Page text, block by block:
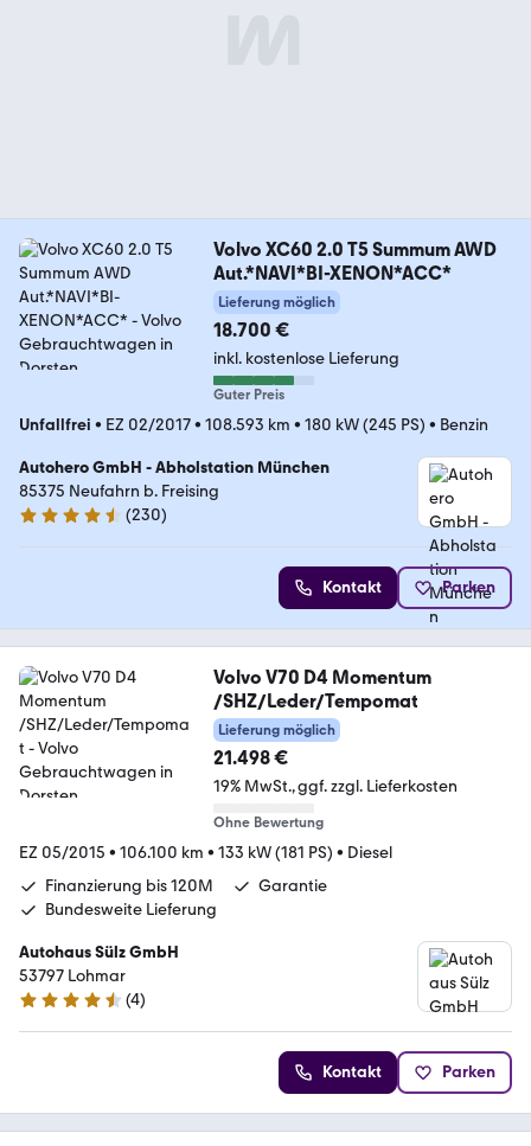
Volvo XC60 2.0 T5 Summum AWD
Aut.*NAVI*BI-XENON*ACC*
Lieferung möglich
18.700 €
inkl. kostenlose Lieferung
Guter Preis
Unfallfrei • EZ 02/2017• 108.593 km • 180 kW (245 PS) • Benzin
Autohero GmbH - Abholstation München
85375 Neufahrn b. Freising
4.4 Sterne
(230)
Kontakt Parken
Volvo V70 D4 Momentum
/SHZ/Leder/Tempomat
Lieferung möglich
21.498 €
19% MwSt. ggf. zzgl. Lieferkosten
Ohne Bewertung
EZ 05/2015 • 106.100 km • 133 kW (181 PS) • Diesel
Finanzierung bis 120M
Garantie
Bundesweite Lieferung
Autohaus Sülz GmbH
53797 Lohmar
4.6 Sterne
(4)
Kontakt Parken